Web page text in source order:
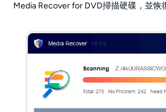
Media Recover for DVD掃描硬碟，並恢